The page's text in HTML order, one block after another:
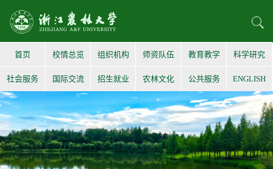
首页 校情总览 组织机构 师资队伍 教育教学 科学研究
社会服务 国际交流 招生就业 农林文化 公共服务 ENGLISH